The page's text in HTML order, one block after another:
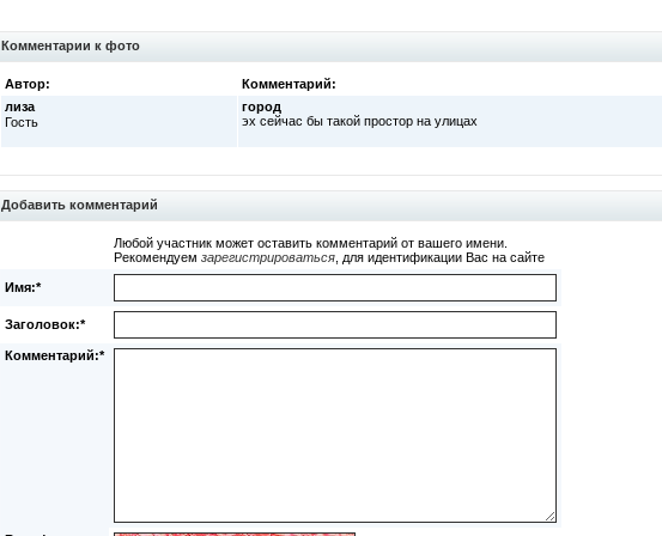
Комментарии к фото
Автор:
Комментарий:
лиза
Гость
город
эх сейчас бы такой простор на улицах
Добавить комментарий
Любой участник может оставить комментарий от вашего имени.
Рекомендуем зарегистрироваться , для идентификации Вас на сайте
Имя:*
Заголовок:*
Комментарий:*